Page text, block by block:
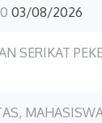
03/08/2026
SERIKAT